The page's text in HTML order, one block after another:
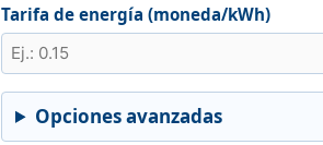
Tarifa de energía (moneda/kWh)
Opciones avanzadas